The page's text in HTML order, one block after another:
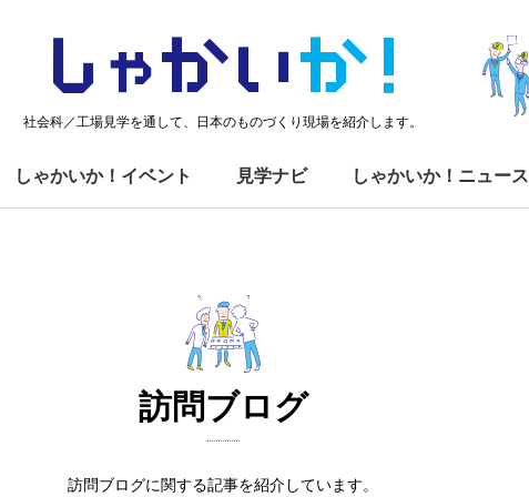
しゃかいか！
社会科／工場見学を通して、日本のものづくり現場を紹介します。
しゃかいか！イベント 見学ナビ しゃかいか！ニュース
訪問ブログ
訪問ブログに関する記事を紹介しています。